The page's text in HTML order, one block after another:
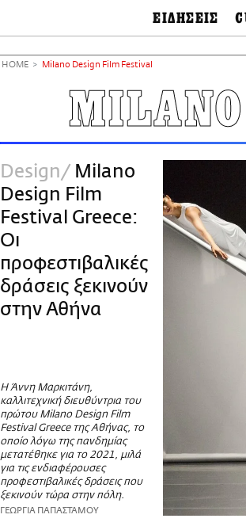
NEWSLETTER
ΜΙΚΡΟΠΡΑΓΜΑΤΑ
THE GOOD LIFO
LIFOLAND
ΑΜΠΑ
PRINT
ΕΙΔΗΣΕΙΣ
Οικονομία
Πολιτισμός
Tech &
Science
European Lifo
&
HOME Milano Design Film Festival
Design
Milano
Design Film
Festival Greece:
Οι
προφεστιβαλικές
δράσεις ξεκινούν
στην Αθήνα
Η Άννη Μαρκιτάνη,
καλλιτεχνική διευθύντρια του
πρώτου Milano Design Film
Festival Greece της Αθήνας, το
οποίο λόγω της πανδημίας
μετατέθηκε για το 2021, μιλά
για τις ενδιαφέρουσες
προφεστιβαλικές δράσεις που
ξεκινούν τώρα στην πόλη.
ΓΕΩΡΓΙΑ ΠΑΠΑΣΤΑΜΟΥ